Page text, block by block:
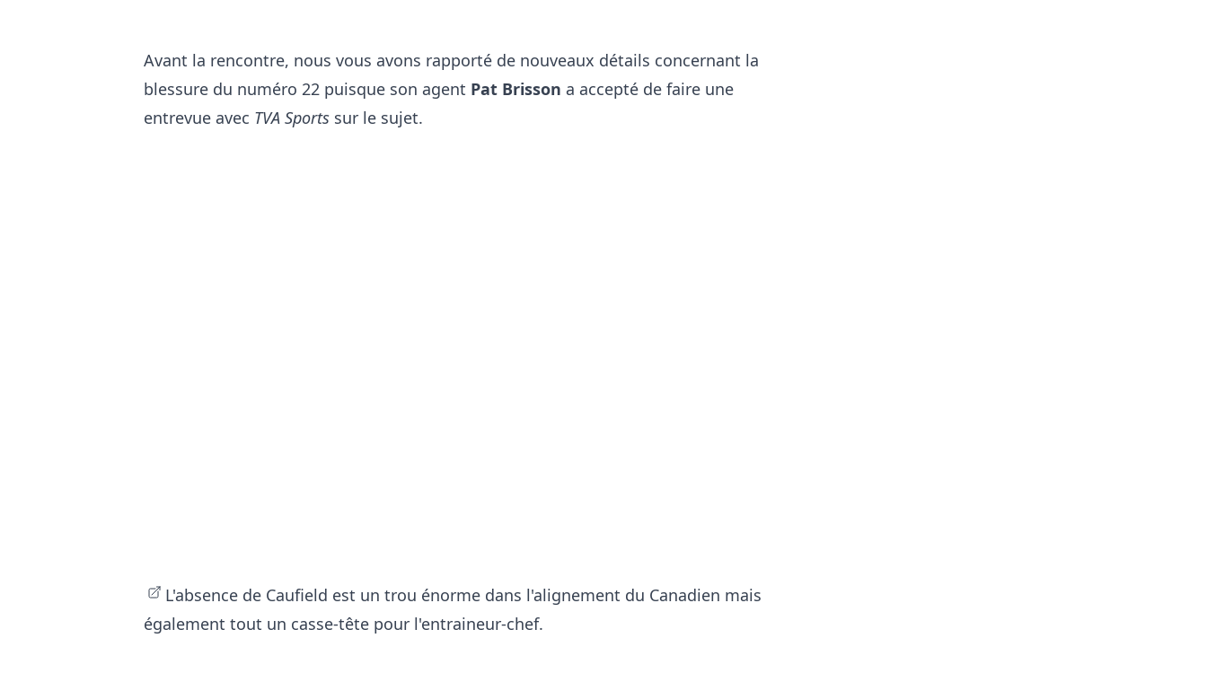
Avant la rencontre, nous vous avons rapporté de nouveaux détails concernant la
blessure du numéro 22 puisque son agent Pat Brisson a accepté de faire une
entrevue avec TVA Sports sur le sujet.
L'absence de Caufield est un trou énorme dans l'alignement du Canadien mais
également tout un casse-tête pour l'entraineur-chef.